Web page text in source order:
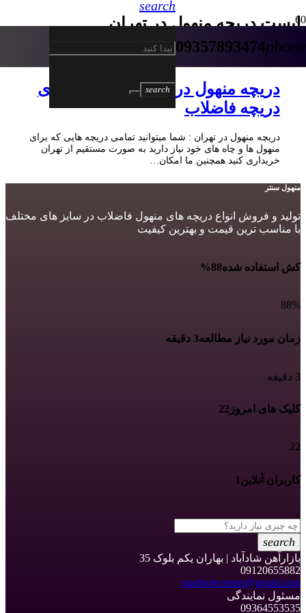
09357893474phone
search
search
لیست دریچه منهول در تهران
دریچه منهول در تهران – انبار مرکزی
دریچه فاضلاب
دریچه منهول در تهران : شما میتوانید تمامی دریچه هایی که برای
منهول ها و چاه های خود نیاز دارید به صورت مستقیم از تهران
خریداری کنید همچنین ما امکان…
منهول سنتر
تولید و فروش انواع دریچه های منهول فاضلاب در سایز های مختلف
با مناسب ترین قیمت و بهترین کیفیت
کش استفاده شده88%
88%
زمان مورد نیاز مطالعه3 دقیقه
3 دقیقه
کلیک های امروز 22
22
کاربران آنلاین 1
1
search
بازارآهن شادآباد | بهاران یکم بلوک 35
09120655882
manholecenter@gmail.com
مسئول نمایندگی
09364553535